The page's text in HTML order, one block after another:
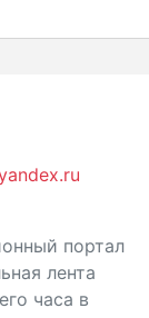
портал
лента
часа в